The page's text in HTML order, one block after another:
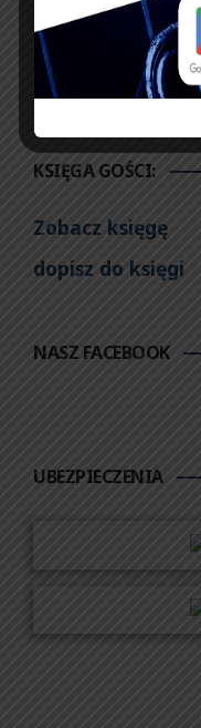
KSIĘGA GOŚCI:
Zobacz księgę
dopisz do księgi
NASZ FACEBOOK
UBEZPIECZENIA